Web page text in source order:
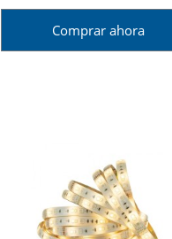
Comprar ahora